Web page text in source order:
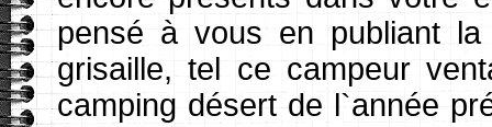
pensé à vous en publiant
grisaille, tel ce campeur
camping désert de l`année